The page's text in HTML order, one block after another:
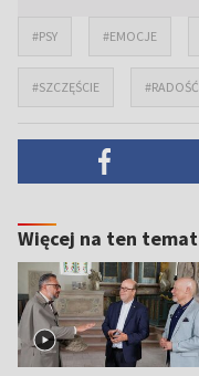
#PSY #EMOCJE
#SZCZĘŚCIE #RADOŚĆ
Więcej na ten temat